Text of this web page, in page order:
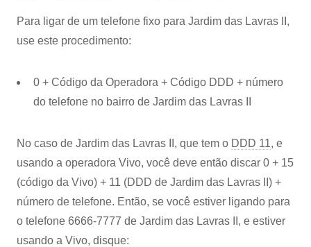
Para ligar de um telefone fixo para Jardim das Lavras II,
use este procedimento:
0 + Código da Operadora + Código DDD + número
do telefone no bairro de Jardim das Lavras II
No caso de Jardim das Lavras II, que tem o DDD 11, e
usando a operadora Vivo, você deve então discar 0 + 15
(código da Vivo) + 11 (DDD de Jardim das Lavras II) +
número de telefone. Então, se você estiver ligando para
o telefone 6666-7777 de Jardim das Lavras II, e estiver
usando a Vivo, disque: